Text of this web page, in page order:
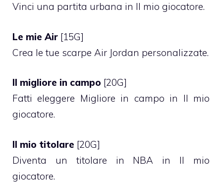
Vinci una partita urbana in Il mio giocatore.
Le mie Air [15G]
Crea le tue scarpe Air Jordan personalizzate.
Il migliore in campo [20G]
Fatti eleggere Migliore in campo in Il mio
giocatore.
Il mio titolare [20G]
Diventa un titolare in NBA in Il mio
giocatore.